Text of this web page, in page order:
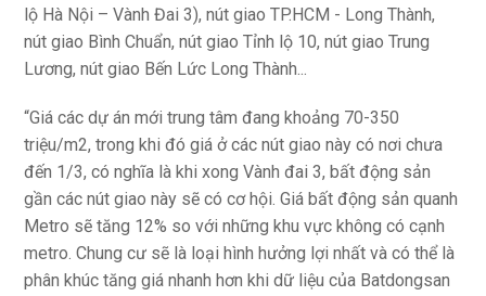
lộ Hà Nội – Vành Đai 3), nút giao TP.HCM - Long Thành,
nút giao Bình Chuẩn, nút giao Tỉnh lộ 10, nút giao Trung
Lương, nút giao Bến Lức Long Thành...
“Giá các dự án mới trung tâm đang khoảng 70-350
triệu/m2, trong khi đó giá ở các nút giao này có nơi chưa
đến 1/3, có nghĩa là khi xong Vành đai 3, bất động sản
gần các nút giao này sẽ có cơ hội. Giá bất động sản quanh
Metro sẽ tăng 12% so với những khu vực không có cạnh
metro. Chung cư sẽ là loại hình hưởng lợi nhất và có thể là
phân khúc tăng giá nhanh hơn khi dữ liệu của Batdongsan